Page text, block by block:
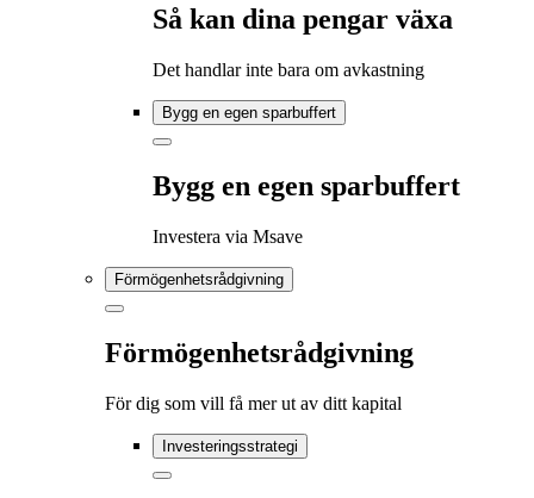
Så kan dina pengar växa
Det handlar inte bara om avkastning
Bygg en egen sparbuffert
Bygg en egen sparbuffert
Investera via Msave
Förmögenhetsrådgivning
Förmögenhetsrådgivning
För dig som vill få mer ut av ditt kapital
Investeringsstrategi